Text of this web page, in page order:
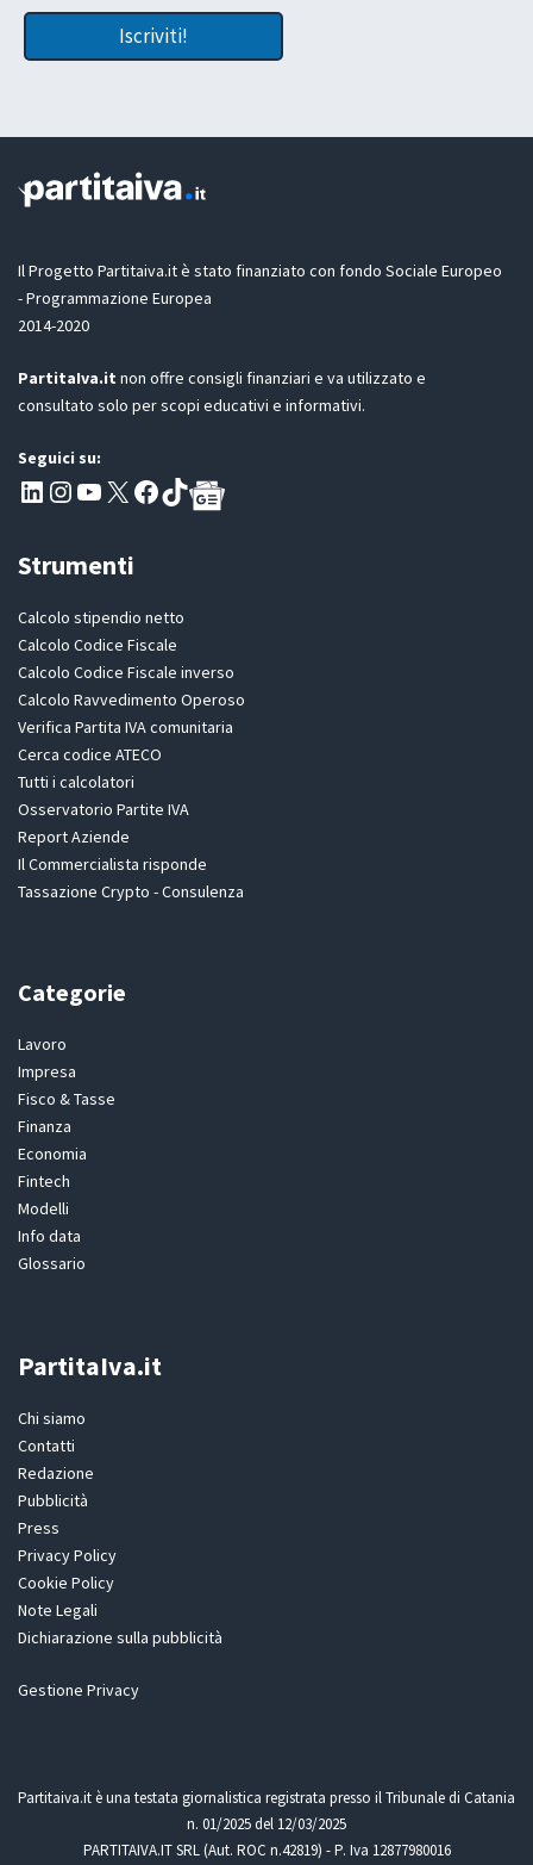
s
i
a
a
o
t
*
c
t
n
D
R
*
Iscriviti!
Il Progetto Partitaiva.it è stato finanziato con fondo Sociale Europeo
- Programmazione Europea
2014-2020
PartitaIva.it non offre consigli finanziari e va utilizzato e
consultato solo per scopi educativi e informativi.
Seguici su:
Pagina LinkedIn PartitaIva
Instagram
Canale YouTube Evoluzione - Partitaiva.it
X Segui PartitaIva su Facebook
TikTok
Strumenti
Calcolo stipendio netto
Calcolo Codice Fiscale
Calcolo Codice Fiscale inverso
Calcolo Ravvedimento Operoso
Verifica Partita IVA comunitaria
Cerca codice ATECO
Tutti i calcolatori
Osservatorio Partite IVA
Report Aziende
Il Commercialista risponde
Tassazione Crypto - Consulenza
Categorie
Lavoro
Impresa
Fisco & Tasse
Finanza
Economia
Fintech
Modelli
Info data
Glossario
PartitaIva.it
Chi siamo
Contatti
Redazione
Pubblicità
Press
Privacy Policy
Cookie Policy
Note Legali
Dichiarazione sulla pubblicità
Gestione Privacy
Partitaiva.it è una testata giornalistica registrata presso il Tribunale di Catania
n. 01/2025 del 12/03/2025
PARTITAIVA.IT SRL (Aut. ROC n.42819) - P. Iva 12877980016